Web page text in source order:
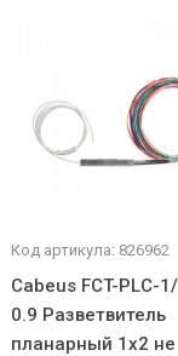
Код артикула: 826962
Cabeus FCT-PLC-
0.9 Разветвитель
планарный 1х2 не